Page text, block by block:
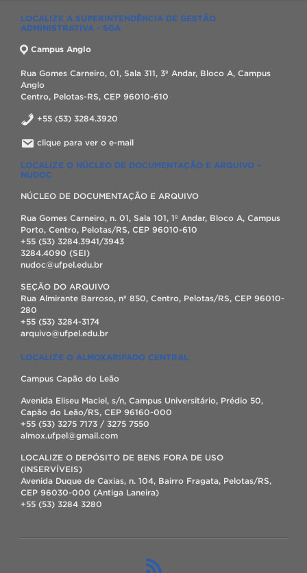
LOCALIZE A SUPERINTENDÊNCIA DE GESTÃO
ADMINISTRATIVA - SGA
Campus Anglo
Rua Gomes Carneiro, 01, Sala 311, 3º Andar, Bloco A, Campus
Anglo
Centro, Pelotas-RS, CEP 96010-610
+55 (53) 3284.3920
clique para ver o e-mail
LOCALIZE O NÚCLEO DE DOCUMENTAÇÃO E ARQUIVO –
NUDOC
NÚCLEO DE DOCUMENTAÇÃO E ARQUIVO
Rua Gomes Carneiro, n. 01, Sala 101, 1º Andar, Bloco A, Campus
Porto, Centro, Pelotas/RS, CEP 96010-610
+55 (53) 3284.3941/3943
3284.4090 (SEI)
nudoc@ufpel.edu.br
SEÇÃO DO ARQUIVO
Rua Almirante Barroso, nº 850, Centro, Pelotas/RS, CEP 96010-
280
+55 (53) 3284-3174
arquivo@ufpel.edu.br
LOCALIZE O ALMOXARIFADO CENTRAL
Campus Capão do Leão
Avenida Eliseu Maciel, s/n, Campus Universitário, Prédio 50,
Capão do Leão/RS, CEP 96160-000
+55 (53) 3275 7173 / 3275 7550
almox.ufpel@gmail.com
LOCALIZE O DEPÓSITO DE BENS FORA DE USO
(INSERVÍVEIS)
Avenida Duque de Caxias, n. 104, Bairro Fragata, Pelotas/RS,
CEP 96030-000 (Antiga Laneira)
+55 (53) 3284 3280